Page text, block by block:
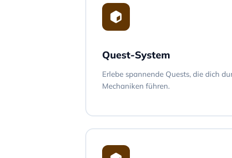
Quest-System
Erlebe spannende Quests, die dich
Mechaniken führen.